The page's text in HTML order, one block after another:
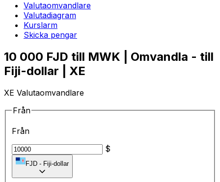
Valutaomvandlare
Valutadiagram
Kurslarm
Skicka pengar
10 000 FJD till MWK | Omvandla - till
Fiji-dollar | XE
XE Valutaomvandlare
Från
Från
$
FJD - Fiji-dollar